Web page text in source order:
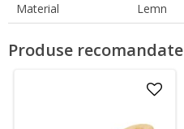
Material
Lemn
Produse recomandate